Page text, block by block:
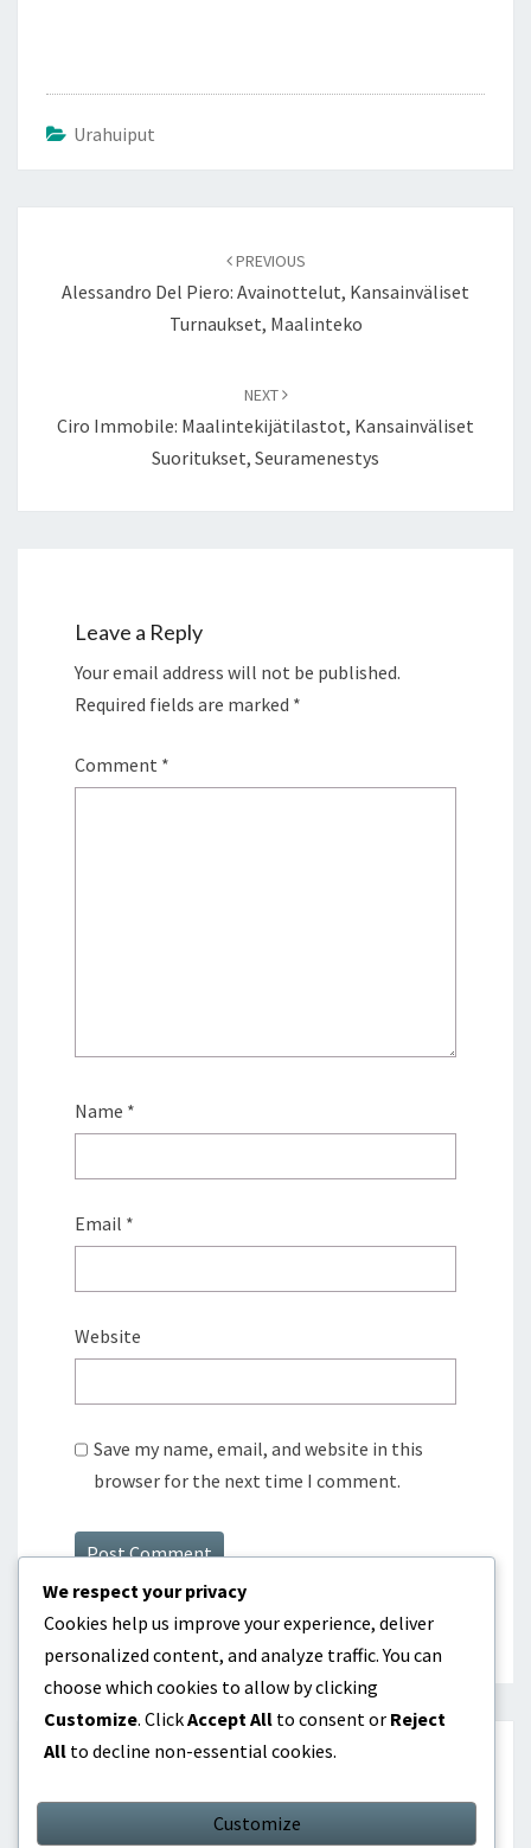
Urahuiput
PREVIOUS
Alessandro Del Piero: Avainottelut, Kansainväliset
Turnaukset, Maalinteko
NEXT
Ciro Immobile: Maalintekijätilastot, Kansainväliset
Suoritukset, Seuramenestys
Leave a Reply
Your email address will not be published.
Required fields are marked *
Comment *
Name *
Email *
Website
Save my name, email, and website in this
browser for the next time I comment.
HAKU
We respect your privacy
Cookies help us improve your experience, deliver
personalized content, and analyze traffic. You can
choose which cookies to allow by clicking
Customize. ClickAccept All to consent or Reject
All to decline non-essential cookies.
Customize